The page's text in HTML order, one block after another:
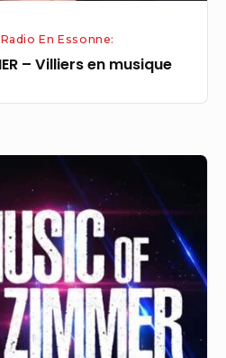
En Essonne:
– Villiers en musique